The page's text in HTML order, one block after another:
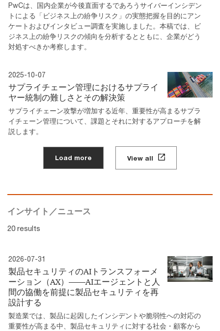
PwCは、国内企業が今後直面するであろうサイバーインシデン
トによる「ビジネス上の紛争リスク」の実態把握を目的にアン
ケートおよびインタビュー調査を実施しました。本稿では、ビ
ジネス上の紛争リスクの傾向を分析するとともに、企業がどう
対処すべきか考察します。
2025-10-07
サプライチェーン管理におけるサプライ
ヤー統制の難しさとその解決策
サプライチェーン攻撃が増加する近年、重要性が高まるサプラ
イチェーン管理について、課題とそれに対するアプローチを解
説します。
Load more View all
インサイト／ニュース
20 results
2026-07-31
製品セキュリティのAIトランスフォーメ
ーション（AX）――AIエージェントと人
間の協働を前提に製品セキュリティを再
設計する
製造業では、製品に起因したインシデントや脆弱性への対応の
重要性が高まる中、製品セキュリティに対する社会・顧客から